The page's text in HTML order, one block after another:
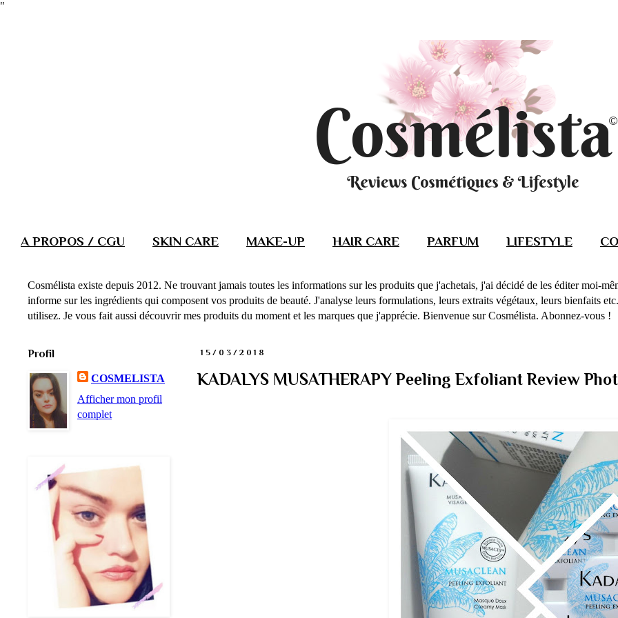
"
A PROPOS / CGU SKIN CARE MAKE-UP HAIR CARE PARFUM LIFESTYLE
Cosmélista existe depuis 2012. Ne trouvant jamais toutes les informations sur les produits que j'achetais, j'ai décidé de les éditer moi-
informe sur les ingrédients qui composent vos produits de beauté. J'analyse leurs formulations, leurs extraits végétaux, leurs bienfaits
utilisez. Je vous fait aussi découvrir mes produits du moment et les marques que j'apprécie. Bienvenue sur Cosmélista. Abonnez-vous !
15/03/2018
KADALYS MUSATHERAPY Peeling Exfoliant Review
Profil
COSMELISTA
Afficher mon profil
complet